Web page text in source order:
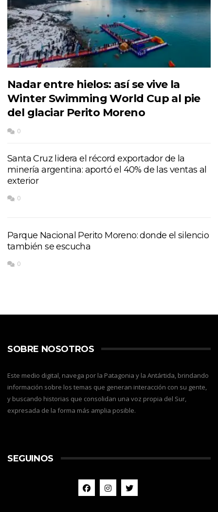
Nadar entre hielos: así se vive la
Winter Swimming World Cup al pie
del glaciar Perito Moreno
0
Santa Cruz lidera el récord exportador de la
minería argentina: aportó el 40% de las ventas al
exterior
0
Parque Nacional Perito Moreno: donde el silencio
también se escucha
0
SOBRE NOSOTROS
Este medio digital, navega por la Patagonia y la Antártida, brindando
información sobre los temas que generan interacción con su gente,
y buscando historias que consolidan una voz propia del Sur,
expresada de la forma más amplia posible.
SEGUINOS